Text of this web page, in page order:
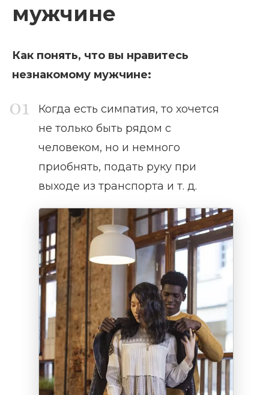
мужчине
Как понять, что вы нравитесь
незнакомому мужчине:
Когда есть симпатия, то хочется
не только быть рядом с
человеком, но и немного
приобнять, подать руку при
выходе из транспорта и т. д.